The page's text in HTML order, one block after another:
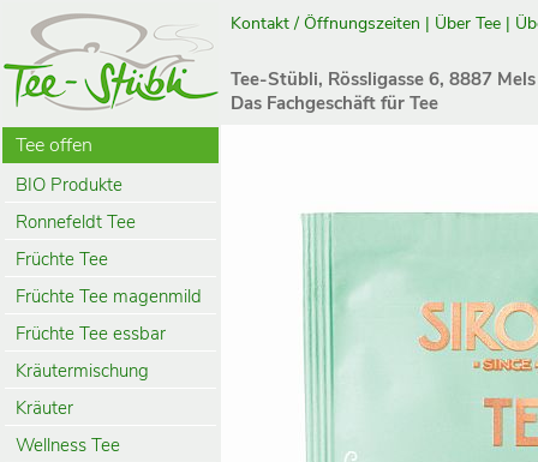
Kontakt / Öffnungszeiten | Über Tee |
Tee-Stübli, Rössligasse 6, 8887 Mels
Das Fachgeschäft für Tee
Tee offen
BIO Produkte
Ronnefeldt Tee
Früchte Tee
Früchte Tee magenmild
Früchte Tee essbar
Kräutermischung
Kräuter
Wellness Tee